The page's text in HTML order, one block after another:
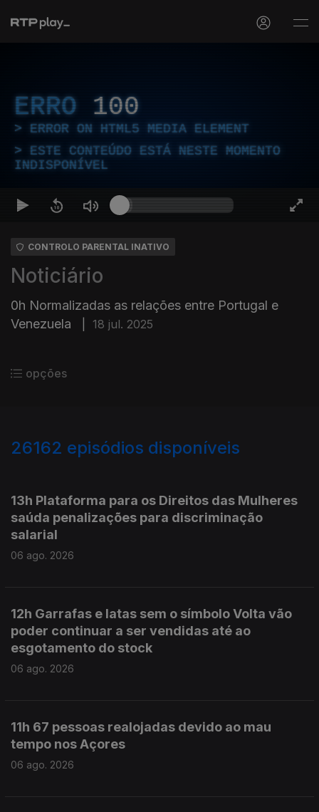
ERRO 100
ERROR ON HTML5 MEDIA ELEMENT
ESTE CONTEÚDO ESTÁ NESTE MOMENTO
INDISPONÍVEL
CONTROLO PARENTAL INATIVO
Noticiário
0h Normalizadas as relações entre Portugal e
Venezuela
18 jul. 2025
opções
26162 episódios disponíveis
13h Plataforma para os Direitos das Mulheres
saúda penalizações para discriminação
salarial
06 ago. 2026
12h Garrafas e latas sem o símbolo Volta vão
poder continuar a ser vendidas até ao
esgotamento do stock
06 ago. 2026
11h 67 pessoas realojadas devido ao mau
tempo nos Açores
06 ago. 2026